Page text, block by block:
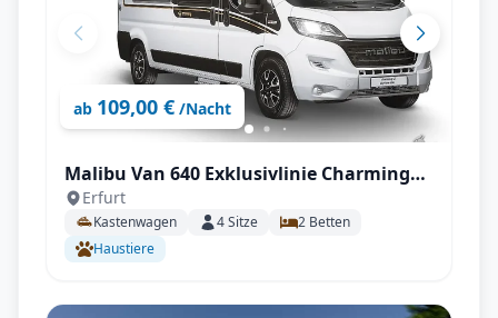
ab 109,00 € /Nacht
Malibu Van 640 Exklusivlinie Charming
*Solar *Autark#2
Erfurt
Kastenwagen 4Sitze 2 Betten
Haustiere